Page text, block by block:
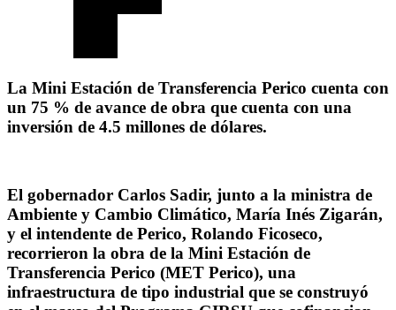
La Mini Estación de Transferencia Perico cuenta con
un 75 % de avance de obra que cuenta con una
inversión de 4.5 millones de dólares.
El gobernador Carlos Sadir, junto a la ministra de
Ambiente y Cambio Climático, María Inés Zigarán,
y el intendente de Perico, Rolando Ficoseco,
recorrieron la obra de la Mini Estación de
Transferencia Perico (MET Perico), una
infraestructura de tipo industrial que se construyó